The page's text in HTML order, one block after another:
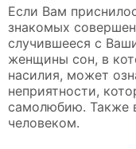
Если Вам
знакомых
случившееся с
женщины сон, в
насилия, может
неприятности,
самолюбию. Также
человеком.